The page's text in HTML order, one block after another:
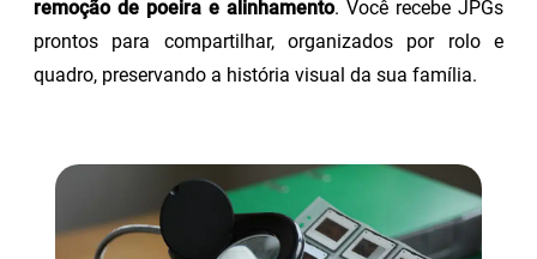
remoção de poeira e alinhamento. Você recebe JPGs
prontos para compartilhar, organizados por rolo e
quadro, preservando a história visual da sua família.